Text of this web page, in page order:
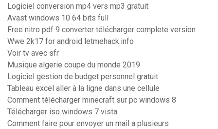
Logiciel conversion mp4 vers mp3 gratuit
Avast windows 10 64 bits full
Free nitro pdf 9 converter télécharger complete version
Wwe 2k17 for android letmehack.info
Voir tv avec sfr
Musique algerie coupe du monde 2019
Logiciel gestion de budget personnel gratuit
Tableau excel aller à la ligne dans une cellule
Comment télécharger minecraft sur pc windows 8
Télécharger iso windows 7 vista
Comment faire pour envoyer un mail a plusieurs